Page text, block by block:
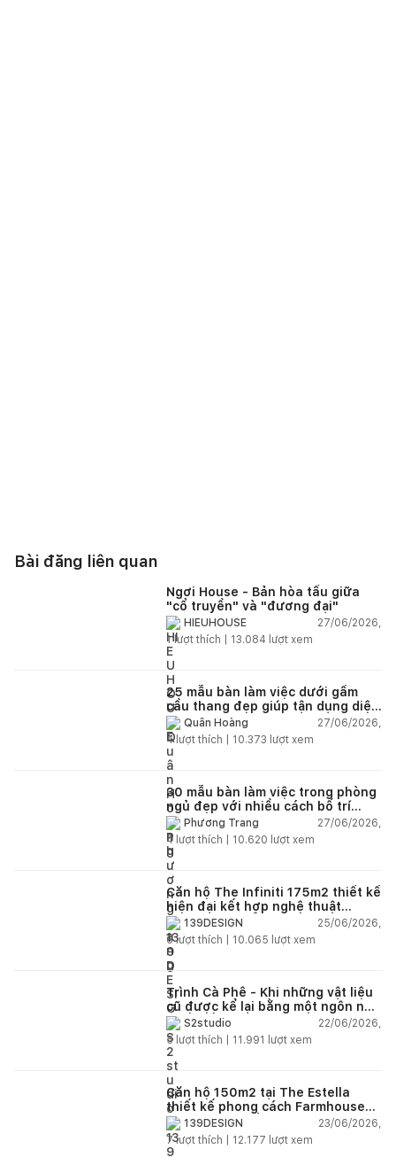
Bài đăng liên quan
Ngơi House - Bản hòa tấu giữa
"cổ truyền" và "đương đại"
HIEUHOUSE
27/06/2026,
1lượt thích | 13.084 lượt xem
25 mẫu bàn làm việc dưới gầm
cầu thang đẹp giúp tận dụng diện
tích tưởng chừng bị bỏ quên
Quân Hoàng
27/06/2026,
4lượt thích | 10.373 lượt xem
30 mẫu bàn làm việc trong phòng
ngủ đẹp với nhiều cách bố trí
thông minh cho mọi diện tích
Phương Trang
27/06/2026,
4 lượt thích | 10.620 lượt xem
Căn hộ The Infiniti 175m2 thiết kế
hiện đại kết hợp nghệ thuật
Modern Art đầy cảm xúc
139DESIGN
25/06/2026,
6lượt thích | 10.065 lượt xem
Trình Cà Phê - Khi những vật liệu
cũ được kể lại bằng một ngôn ngữ
thiết kế mới
S2studio
22/06/2026,
5 lượt thích | 11.991 lượt xem
Căn hộ 150m2 tại The Estella
thiết kế phong cách Farmhouse
thanh lịch và ấm áp
139DESIGN
23/06/2026,
7lượt thích | 12.177 lượt xem